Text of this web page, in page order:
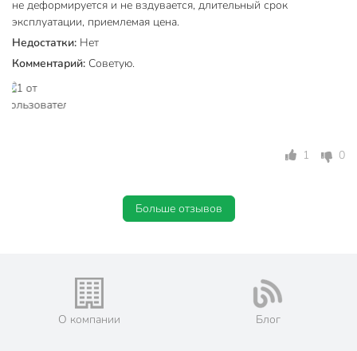
не деформируется и не вздувается, длительный срок
эксплуатации, приемлемая цена.
Недостатки: Нет
Комментарий: Советую.
1 0
Больше отзывов
О компании Блог